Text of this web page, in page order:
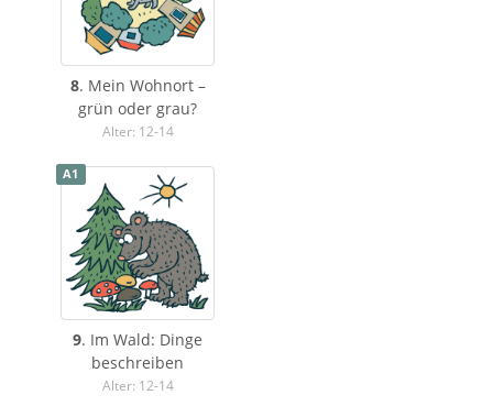
8. Mein Wohnort –
grün oder grau?
Alter: 12-14
9. Im Wald: Dinge
beschreiben
Alter: 12-14
A1